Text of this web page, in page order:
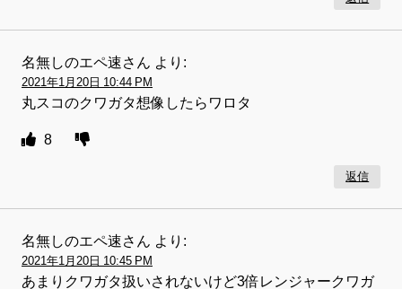
名無しのエペ速さん より:
2021年1月20日 10:44 PM
丸スコのクワガタ想像したらワロタ
8
返信
名無しのエペ速さん より:
2021年1月20日 10:45 PM
あまりクワガタ扱いされないけど3倍レンジャークワガ